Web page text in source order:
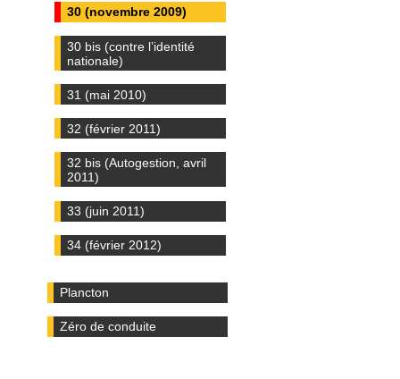
30 (novembre 2009)
30 bis (contre l’identité
nationale)
31 (mai 2010)
32 (février 2011)
32 bis (Autogestion, avril
2011)
33 (juin 2011)
34 (février 2012)
Plancton
Zéro de conduite